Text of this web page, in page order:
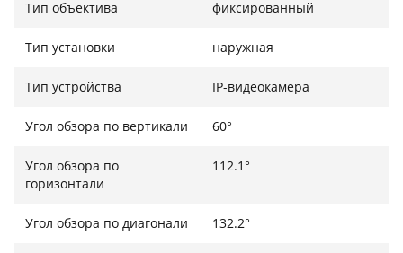
Тип объектива фиксированный
Тип установки наружная
Тип устройства IP-видеокамера
Угол обзора по вертикали 60°
Угол обзора по
горизонтали
112.1°
Угол обзора по диагонали 132.2°